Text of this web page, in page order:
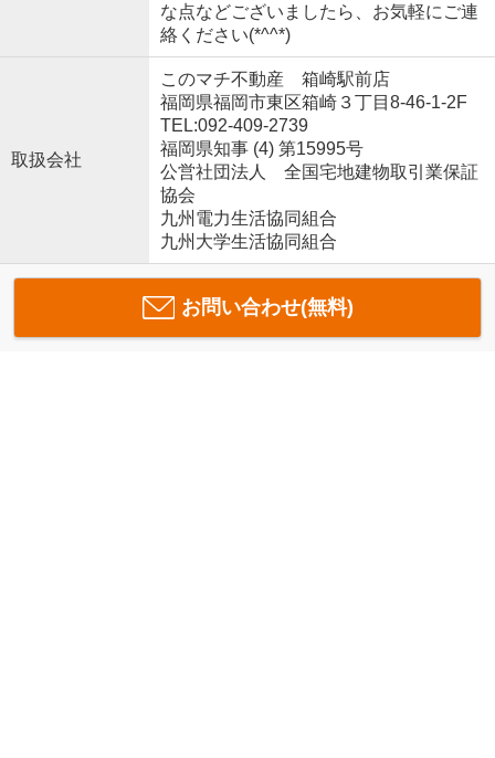
な点などございましたら、お気軽にご連
絡ください(*^^*)
取扱会社
このマチ不動産 箱崎駅前店
福岡県福岡市東区箱崎３丁目8-46-1-2F
TEL:092-409-2739
福岡県知事 (4) 第15995号
公営社団法人 全国宅地建物取引業保証
協会
九州電力生活協同組合
九州大学生活協同組合
お問い合わせ(無料)